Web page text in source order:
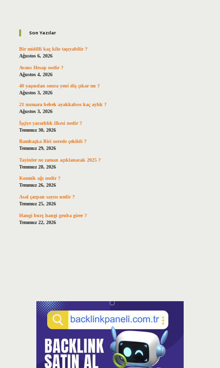
Son Yazılar
Bir midilli kaç kilo taşıyabilir ?
Ağustos 6, 2026
Avans Hesap nedir ?
Ağustos 4, 2026
40 yaşından sonra yeni diş çıkar mı ?
Ağustos 3, 2026
21 numara bebek ayakkabısı kaç aylık ?
Ağustos 3, 2026
İşçiye yararlılık ilkesi nedir ?
Temmuz 30, 2026
Bambaşka Biri nerede çekildi ?
Temmuz 29, 2026
Tayinler ne zaman açıklanacak 2025 ?
Temmuz 28, 2026
Kozmik ağı nedir ?
Temmuz 26, 2026
Asal çarpan sayısı nedir ?
Temmuz 25, 2026
Hangi burç hangi gruba girer ?
Temmuz 22, 2026